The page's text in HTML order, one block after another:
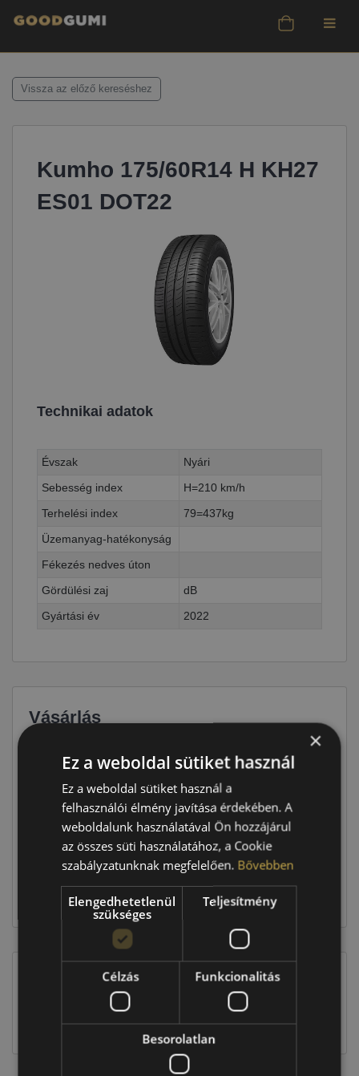
Vissza az előző kereséshez
Kumho 175/60R14 H KH27
ES01 DOT22
Technikai adatok
Évszak
Nyári
Sebesség index
H=210 km/h
Terhelési index
79=437kg
Üzemanyag-hatékonyság
Fékezés nedves úton
Gördülési zaj
dB
Gyártási év
2022
Vásárlás
10 590 Ft
Raktáron:
42 360 Ft
Kosárba
EU-s abroncscímke
×
Ez a weboldal sütiket használ
Ez a weboldal sütiket használ a
felhasználói élmény javítása érdekében. A
weboldalunk használatával Ön hozzájárul
az összes süti használatához, a Cookie
szabályzatunknak megfelelően. Bővebben
Elengedhetetlenül
szükséges
Teljesítmény
Célzás Funkcionalitás
Besorolatlan